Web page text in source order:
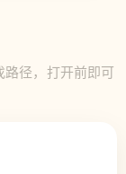
径，打开前即可